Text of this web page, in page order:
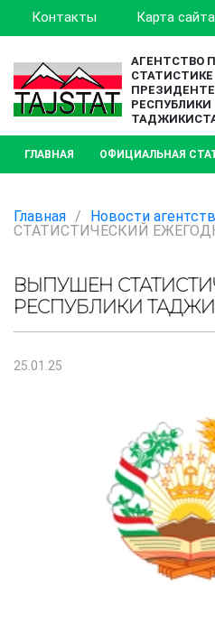
Контакты Карта сайта
АГЕНТСТВО
ПРЕЗИДЕНТЕ
РЕСПУБЛИКИ
ГЛАВНАЯ ОФИЦИАЛЬНАЯ
Главная / Новости
СТАТИСТИЧЕСКИЙ
ВЫПУШЕН
РЕСПУБЛИКИ
25.01.25